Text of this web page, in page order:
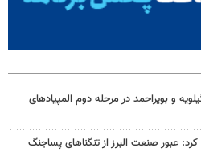
کهگیلویه و بویراحمد در مرحله دوم المپیادهای
عبور صنعت البرز از تنگناهای پساجنگ